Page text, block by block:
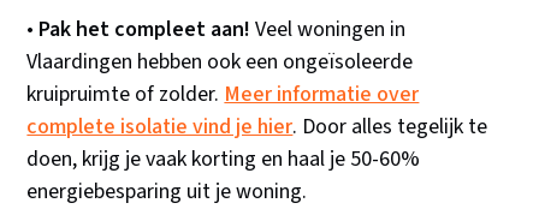
• Pak het compleet aan! Veel woningen in
Vlaardingen hebben ook een ongeïsoleerde
kruipruimte of zolder.Meer informatie over
complete isolatie vind je hier. Door alles tegelijk te
doen, krijg je vaak korting en haal je 50-60%
energiebesparing uit je woning.